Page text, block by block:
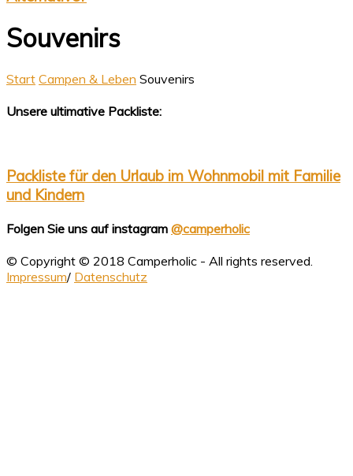
Souvenirs
Start Campen & Leben Souvenirs
Unsere ultimative Packliste:
Packliste für den Urlaub im Wohnmobil mit Familie
und Kindern
Folgen Sie uns auf instagram @camperholic
© Copyright © 2018 Camperholic - All rights reserved.
Impressum/ Datenschutz